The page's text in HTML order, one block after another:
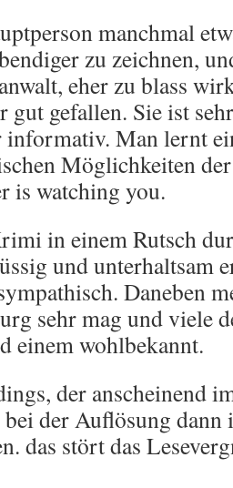
manchmal
zu zeichnen,
eher zu blass
gut gefallen. Sie ist
informativ. Man lernt
Möglichkeiten
is watching you.
in einem Rutsch
und unterhaltsam
Daneben
sehr mag und viele
einem wohlbekannt.
der anscheinend
der Auflösung
das stört das